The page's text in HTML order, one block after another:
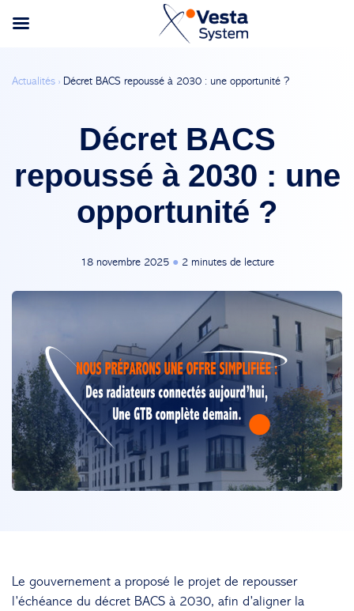
Actualités › Décret BACS repoussé à 2030 : une opportunité ?
Décret BACS
repoussé à 2030 : une
opportunité ?
18 novembre 2025 ● 2 minutes de lecture
Le gouvernement a proposé le projet de repousser
l’échéance du décret BACS à 2030, afin d’aligner la